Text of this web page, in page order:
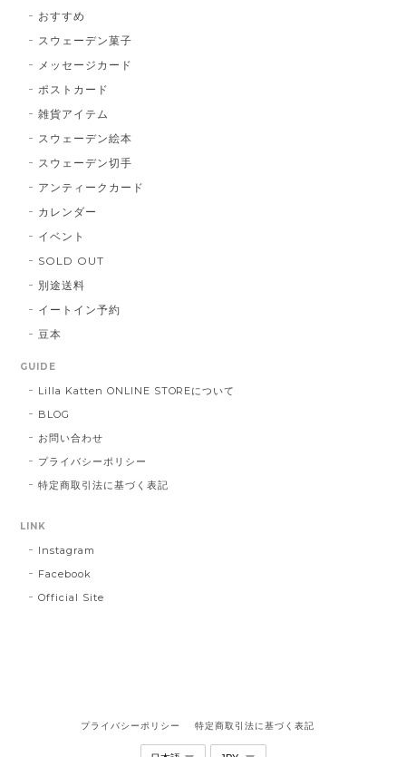
おすすめ
スウェーデン菓子
メッセージカード
ポストカード
雑貨アイテム
スウェーデン絵本
スウェーデン切手
アンティークカード
カレンダー
イベント
SOLD OUT
別途送料
イートイン予約
豆本
GUIDE
Lilla Katten ONLINE STOREについて
BLOG
お問い合わせ
プライバシーポリシー
特定商取引法に基づく表記
LINK
Instagram
Facebook
Official Site
プライバシーポリシー 特定商取引法に基づく表記